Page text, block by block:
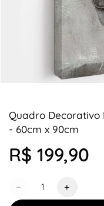
Quadro Decorativo
- 60cm x 90cm
R$ 199,90
− +